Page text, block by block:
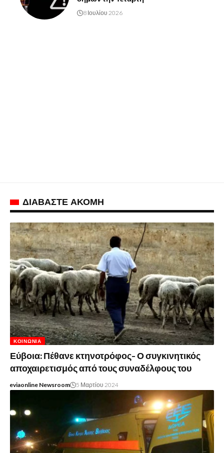
8 Ιουλίου 2026
ΔΙΑΒΑΣΤΕ ΑΚΟΜΗ
ΚΟΙΝΩΝΊΑ
Εύβοια: Πέθανε κτηνοτρόφος- Ο συγκινητικός
αποχαιρετισμός από τους συναδέλφους του
eviaonline Newsroom 5 Μαρτίου 2024